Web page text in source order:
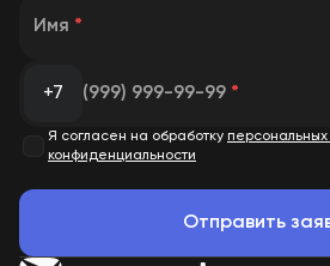
Техническое обслуживание,
Имя *
+7 (999) 999-99-99 *
Я согласен на обработку
конфиденциальности